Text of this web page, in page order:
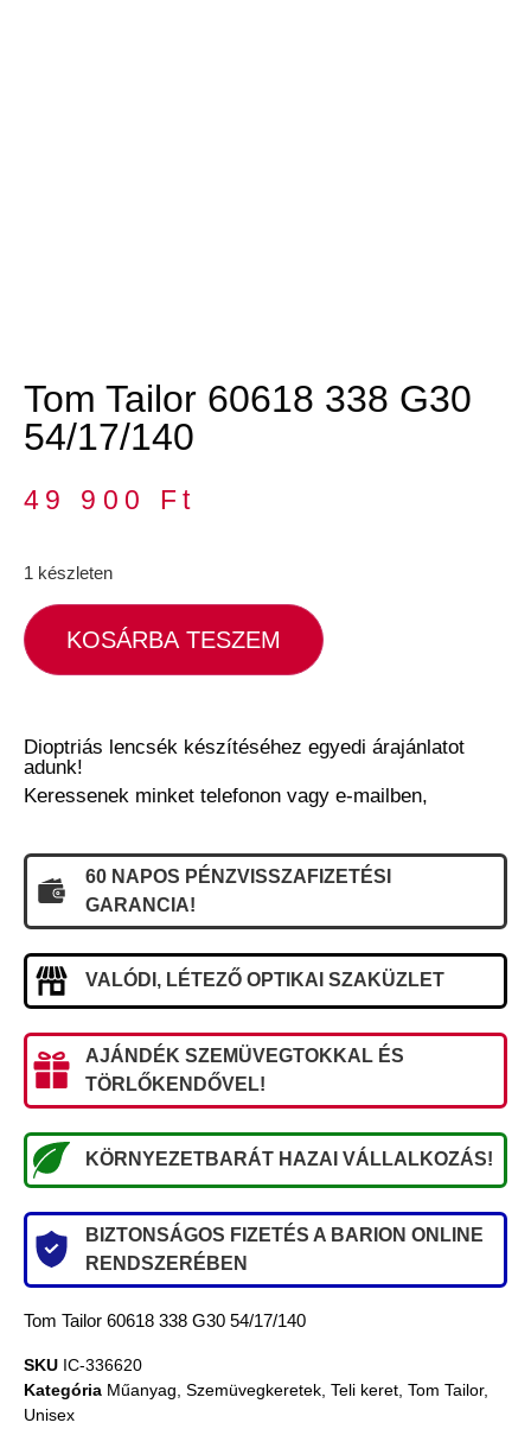
Tom Tailor 60618 338 G30
54/17/140
49 900 Ft
1 készleten
KOSÁRBA TESZEM
Dioptriás lencsék készítéséhez egyedi árajánlatot
adunk!
Keressenek minket telefonon vagy e-mailben,
60 NAPOS PÉNZVISSZAFIZETÉSI
GARANCIA!
VALÓDI, LÉTEZŐ OPTIKAI SZAKÜZLET
AJÁNDÉK SZEMÜVEGTOKKAL ÉS
TÖRLŐKENDŐVEL!
KÖRNYEZETBARÁT HAZAI VÁLLALKOZÁS!
BIZTONSÁGOS FIZETÉS A BARION ONLINE
RENDSZERÉBEN
Tom Tailor 60618 338 G30 54/17/140
SKU IC-336620
Kategória Műanyag Szemüvegkeretek Teli keret Tom Tailor,
Unisex